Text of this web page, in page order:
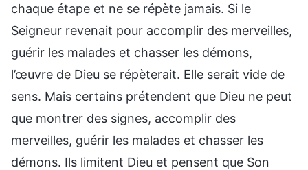
chaque étape et ne se répète jamais. Si le
Seigneur revenait pour accomplir des merveilles,
guérir les malades et chasser les démons,
l’œuvre de Dieu se répèterait. Elle serait vide de
sens. Mais certains prétendent que Dieu ne peut
que montrer des signes, accomplir des
merveilles, guérir les malades et chasser les
démons. Ils limitent Dieu et pensent que Son